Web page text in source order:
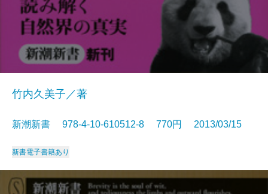
竹内久美子／著
新潮新書 978-4-10-610512-8 770円 2013/03/15
新書電子書籍あり